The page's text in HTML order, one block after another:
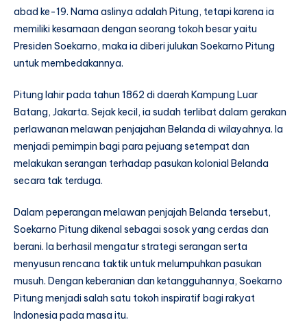
abad ke-19. Nama aslinya adalah Pitung, tetapi karena ia
memiliki kesamaan dengan seorang tokoh besar yaitu
Presiden Soekarno, maka ia diberi julukan Soekarno Pitung
untuk membedakannya.
Pitung lahir pada tahun 1862 di daerah Kampung Luar
Batang, Jakarta. Sejak kecil, ia sudah terlibat dalam gerakan
perlawanan melawan penjajahan Belanda di wilayahnya. Ia
menjadi pemimpin bagi para pejuang setempat dan
melakukan serangan terhadap pasukan kolonial Belanda
secara tak terduga.
Dalam peperangan melawan penjajah Belanda tersebut,
Soekarno Pitung dikenal sebagai sosok yang cerdas dan
berani. Ia berhasil mengatur strategi serangan serta
menyusun rencana taktik untuk melumpuhkan pasukan
musuh. Dengan keberanian dan ketangguhannya, Soekarno
Pitung menjadi salah satu tokoh inspiratif bagi rakyat
Indonesia pada masa itu.